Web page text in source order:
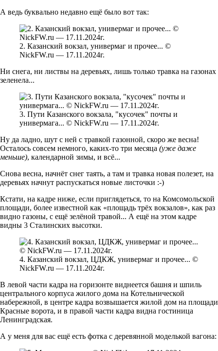
А ведь буквально недавно ещё было вот так:
2. Казанский вокзал, универмаг и прочее... ©
NickFW.ru — 17.11.2024г.
Ни снега, ни листвы на деревьях, лишь только травка на газонах
зеленела...
3. Пути Казанского вокзала, "кусочек" почты и
универмага... © NickFW.ru — 17.11.2024г.
Ну да ладно, шут с ней с травкой газонной, скоро же весна!
Осталось совсем немного, каких-то три месяца (уже даже
меньше), календарной зимы, и всё...
Снова весна, начнёт снег таять, а там и травка новая полезет, на
деревьях начнут распускаться новые листочки :-)
Кстати, на кадре ниже, если приглядеться, то на Комсомольской
площади, более известной как «площадь трёх вокзалов», как раз
видно газоны, с ещё зелёной травой... А ещё на этом кадре
видны 3 Сталинских высотки.
4. Казанский вокзал, ЦДКЖ, универмаг и прочее... ©
NickFW.ru — 17.11.2024г.
В левой части кадра на горизонте виднеется башня и шпиль
центрального корпуса жилого дома на Котельнической
набережной, в центре кадра возвышается жилой дом на площади
Красные ворота, и в правой части кадра видна гостиница
Ленинградская.
А у меня для вас ещё есть фотка с деревянной моделькой вагона: